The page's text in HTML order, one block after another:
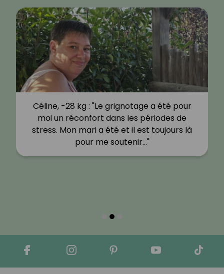
Céline, -28 kg : "Le grignotage a été pour
moi un réconfort dans les périodes de
stress. Mon mari a été et il est toujours là
pour me soutenir…"